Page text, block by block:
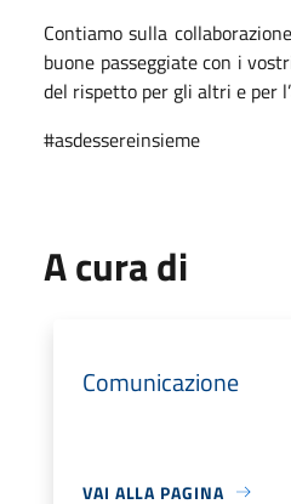
Contiamo sulla
buone passeggiate con i
del rispetto per gli altri e per
#asdessereinsieme
A cura di
Comunicazione
VAI ALLA PAGINA